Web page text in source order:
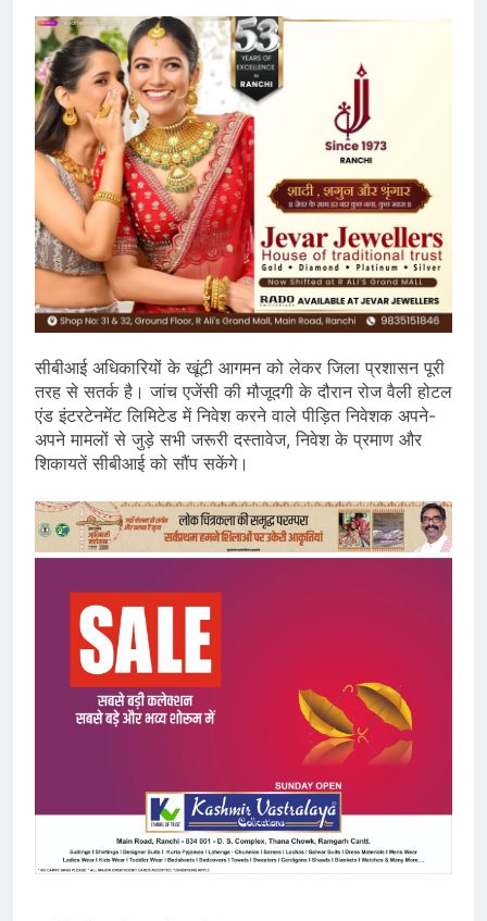
सीबीआई अधिकारियों के खूंटी आगमन को लेकर जिला प्रशासन पूरी
तरह से सतर्क है। जांच एजेंसी की मौजूदगी के दौरान रोज वैली होटल
एंड इंटरटेनमेंट लिमिटेड में निवेश करने वाले पीड़ित निवेशक अपने-
अपने मामलों से जुड़े सभी जरूरी दस्तावेज, निवेश के प्रमाण और
शिकायतें सीबीआई को सौंप सकेंगे।